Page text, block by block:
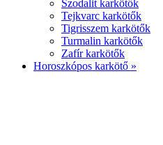
Szodalit karkötők
Tejkvarc karkötők
Tigrisszem karkötők
Turmalin karkötők
Zafír karkötők
Horoszkópos karkötő »